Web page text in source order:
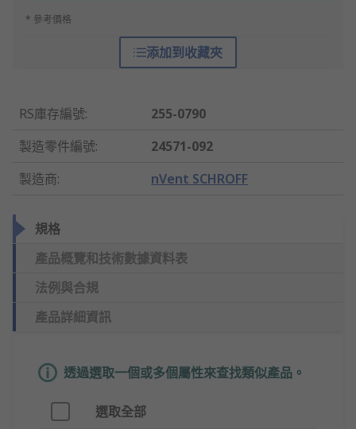
* 參考價格
添加到收藏夾
RS庫存編號:
255-0790
製造零件編號:
24571-092
製造商: nVent SCHROFF
規格
產品概覽和技術數據資料表
法例與合規
產品詳細資訊
透過選取一個或多個屬性來查找類似產品。
選取全部